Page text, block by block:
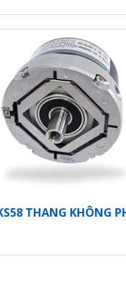
THANG KHÔNG